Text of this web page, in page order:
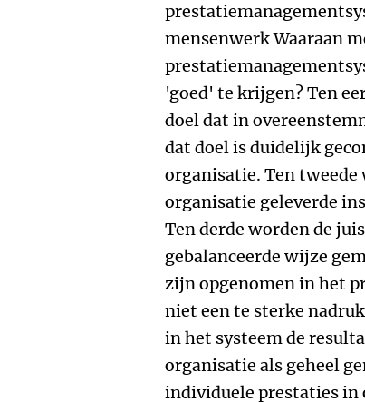
mensenwerk Waaraan
'goed' te krijgen? Ten
doel dat in
dat doel is duidelijk
organisatie. Ten tweede
organisatie geleverde
Ten derde worden de
gebalanceerde wijze
zijn opgenomen in het
niet een te sterke
in het systeem de
organisatie als geheel
individuele prestaties in